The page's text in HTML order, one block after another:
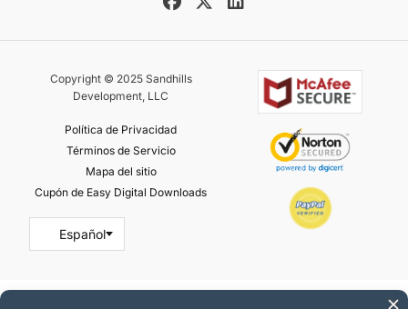
Copyright © 2025 Sandhills
Development, LLC
Política de Privacidad
Términos de Servicio
Mapa del sitio
Cupón de Easy Digital Downloads